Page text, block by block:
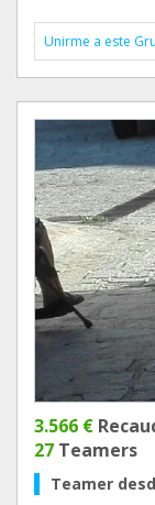
Unirme a este
3.566 €
27 Teamers
Teamer